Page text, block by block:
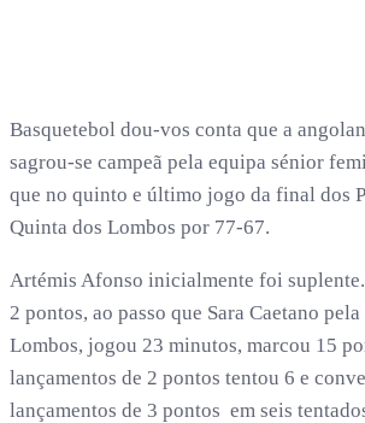
Basquetebol dou-vos conta que a
sagrou-se campeã pela equipa sénior
que no quinto e último jogo da final dos
Quinta dos Lombos por 77-67.
Artémis Afonso inicialmente foi suplente.
2 pontos, ao passo que Sara Caetano
Lombos, jogou 23 minutos, marcou 15
lançamentos de 2 pontos tentou 6 e
lançamentos de 3 pontos em seis